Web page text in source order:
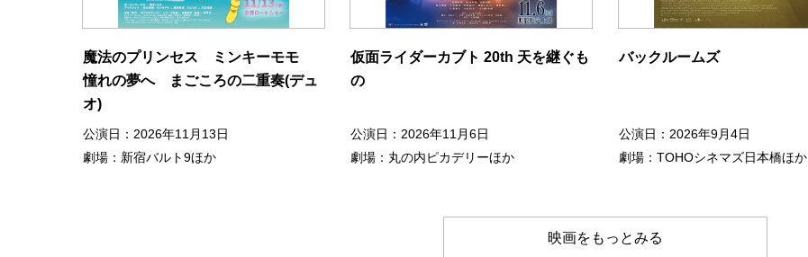
魔法のプリンセス ミンキーモモ
憧れの夢へ まごころの二重奏(デュ
オ)
公演日：2026年11月13日
劇場：新宿バルト9ほか
仮面ライダーカブト 20th 天を継ぐも
の
公演日：2026年11月6日
劇場：丸の内ピカデリーほか
バックルームズ
公演日：2026年9月4日
劇場：TOHOシネマズ日本橋ほか
映画をもっとみる